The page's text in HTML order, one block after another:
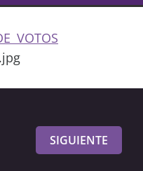
VOTOS
SIGUIENTE